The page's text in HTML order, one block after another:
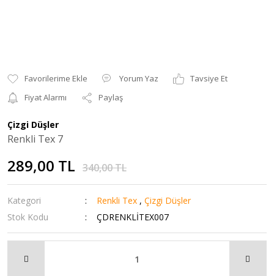
Yorum Yaz
Tavsiye Et
Fiyat Alarmı
Paylaş
Çizgi Düşler
Renkli Tex 7
289,00 TL 340,00 TL
Kategori Renkli Tex ,Çizgi Düşler
Stok Kodu
ÇDRENKLİTEX007